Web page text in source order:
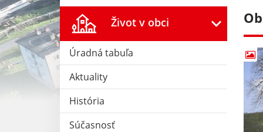
Život v obci
Úradná tabuľa
Aktuality
História
Súčasnosť